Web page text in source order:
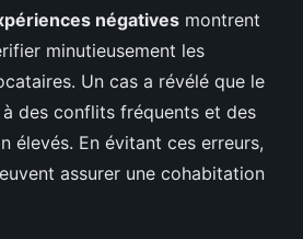
négatives montrent
minutieusement les
Un cas a révélé que le
des conflits fréquents et des
élevés. En évitant ces erreurs,
assurer une cohabitation